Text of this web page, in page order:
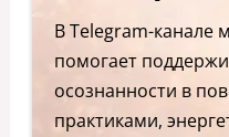
В Telegram-канале
помогает
осознанности в
практиками,